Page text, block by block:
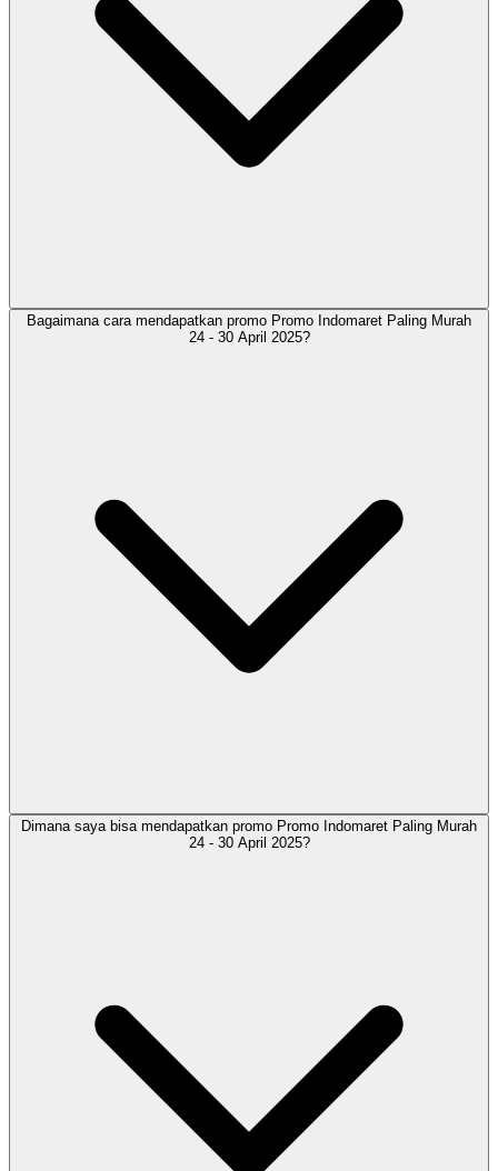
Bagaimana cara mendapatkan promo Promo Indomaret Paling Murah
24 - 30 April 2025?
Dimana saya bisa mendapatkan promo Promo Indomaret Paling Murah
24 - 30 April 2025?